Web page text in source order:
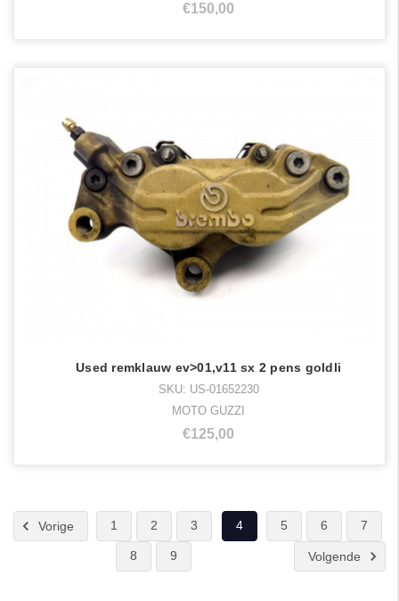
€150,00
Used remklauw ev>01,v11 sx 2 pens goldli
SKU: US-01652230
MOTO GUZZI
€125,00
Vorige 1 2 3 4 5 6 7
8 9 Volgende